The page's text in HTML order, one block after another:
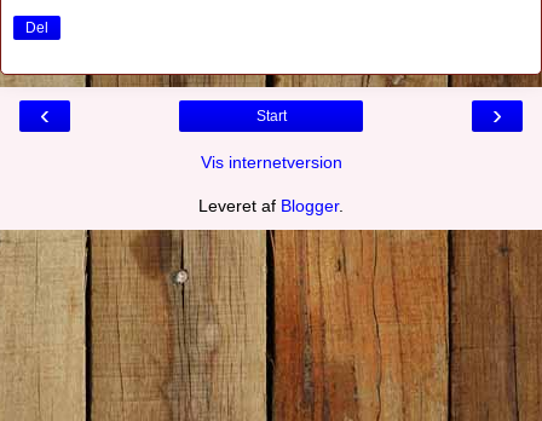
Del
‹ ›
Start
Vis internetversion
Leveret af Blogger.